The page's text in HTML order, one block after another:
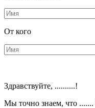
От кого
Здравствуйте, ..........!
Мы точно знаем, что .......